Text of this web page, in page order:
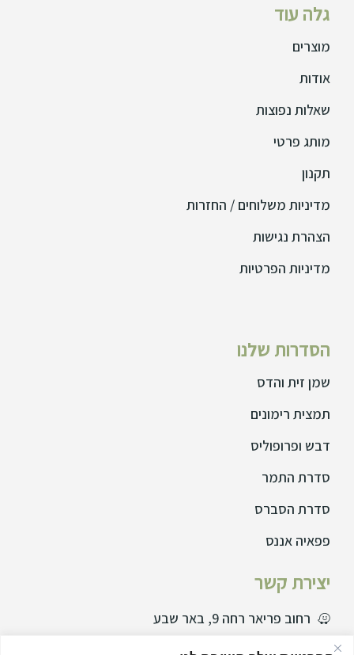
יצירת קשר
רחוב פריאר רחה 9, באר שבע
077729995
הסדרות שלנו
שמן זית והדס
תמצית רימונים
דבש ופרופוליס
סדרת התמר
סדרת הסברס
פפאיה אננס
גלה עוד
מוצרים
אודות
שאלות נפוצות
מותג פרטי
תקנון
מדיניות משלוחים / החזרות
הצהרת נגישות
מדיניות הפרטיות